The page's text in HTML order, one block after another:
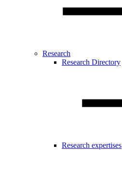
Research
Research Directory
Research expertises